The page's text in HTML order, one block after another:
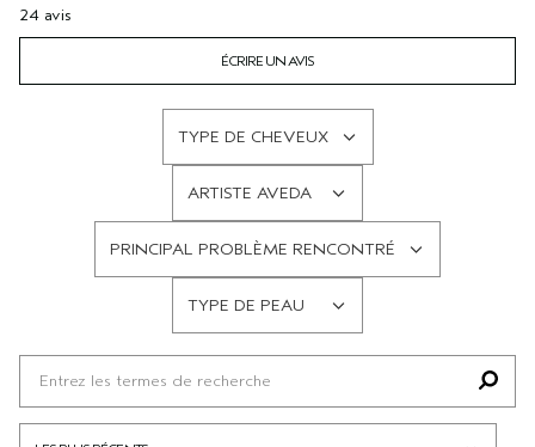
24 avis
ÉCRIRE UN AVIS
TYPE DE CHEVEUX
ARTISTE AVEDA
PRINCIPAL PROBLÈME RENCONTRÉ
TYPE DE PEAU